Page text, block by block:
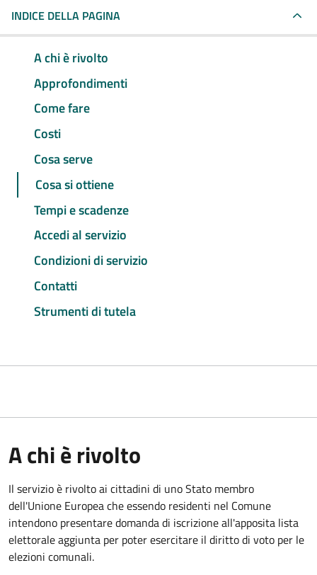
INDICE DELLA PAGINA
A chi è rivolto
Approfondimenti
Come fare
Costi
Cosa serve
Cosa si ottiene
Tempi e scadenze
Accedi al servizio
Condizioni di servizio
Contatti
Strumenti di tutela
A chi è rivolto
Il servizio è rivolto ai cittadini di uno Stato membro
dell'Unione Europea che essendo residenti nel Comune
intendono presentare domanda di iscrizione all'apposita lista
elettorale aggiunta per poter esercitare il diritto di voto per le
elezioni comunali.